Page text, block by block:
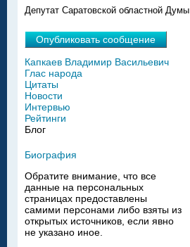
Депутат Саратовской областной Думы
Опубликовать сообщение
Капкаев Владимир Васильевич
Глас народа
Цитаты
Новости
Интервью
Рейтинги
Блог
Биография
Обратите внимание, что все
данные на персональных
страницах предоставлены
самими персонами либо взяты из
открытых источников, если явно
не указано иное.